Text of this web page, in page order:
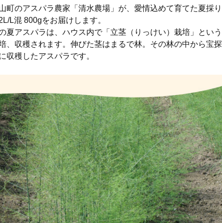
町のアスパラ農家「清水農場」が、愛情込めて育てた夏採り
L混 800gをお届けします。
夏アスパラは、ハウス内で「立茎（りっけい）栽培」という
、収穫されます。伸びた茎はまるで林。その林の中から宝探
収穫したアスパラです。